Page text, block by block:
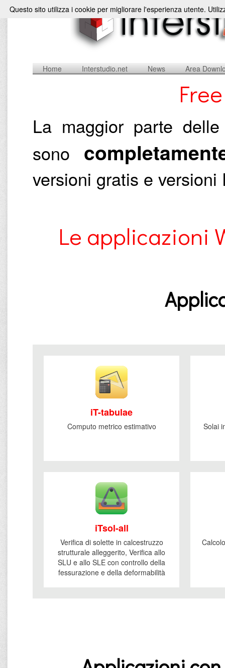
Home Interstudio.net News Area
La maggior parte
sono
versioni gratis e
Le applicazioni
iT-tabulae
Computo metrico estimativo Solai
iTsol-all
Verifica di solette in calcestruzzo
strutturale alleggerito, Verifica allo
SLU e allo SLE con controllo della
fessurazione e della deformabilità
Questo sito utilizza i cookie per migliorare l'esperienza utente.